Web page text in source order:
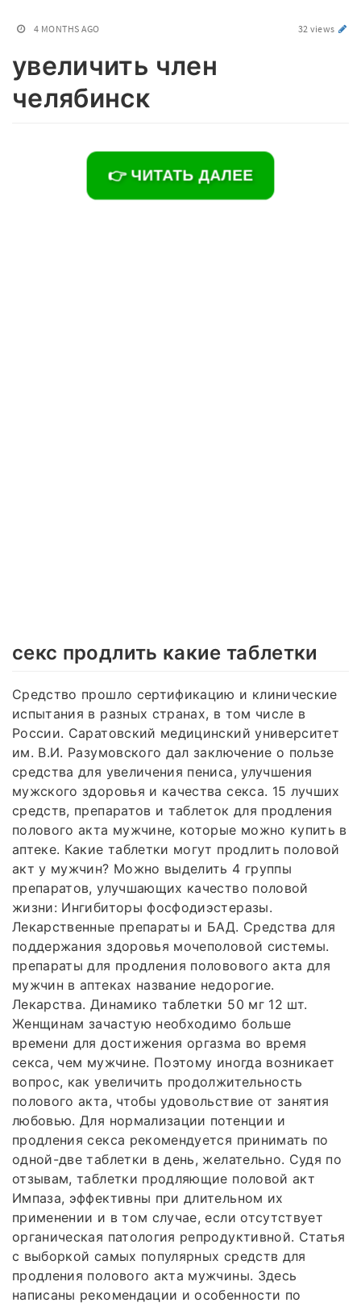
4 MONTHS AGO 32 views
увеличить член
челябинск
👉 ЧИТАТЬ ДАЛЕЕ
секс продлить какие таблетки
Средство прошло сертификацию и клинические
испытания в разных странах, в том числе в
России. Саратовский медицинский университет
им. В.И. Разумовского дал заключение о пользе
средства для увеличения пениса, улучшения
мужского здоровья и качества секса. 15 лучших
средств, препаратов и таблеток для продления
полового акта мужчине, которые можно купить в
аптеке. Какие таблетки могут продлить половой
акт у мужчин? Можно выделить 4 группы
препаратов, улучшающих качество половой
жизни: Ингибиторы фосфодиэстеразы.
Лекарственные препараты и БАД. Средства для
поддержания здоровья мочеполовой системы.
препараты для продления половового акта для
мужчин в аптеках название недорогие.
Лекарства. Динамико таблетки 50 мг 12 шт.
Женщинам зачастую необходимо больше
времени для достижения оргазма во время
секса, чем мужчине. Поэтому иногда возникает
вопрос, как увеличить продолжительность
полового акта, чтобы удовольствие от занятия
любовью. Для нормализации потенции и
продления секса рекомендуется принимать по
одной-две таблетки в день, желательно. Судя по
отзывам, таблетки продляющие половой акт
Импаза, эффективны при длительном их
применении и в том случае, если отсутствует
органическая патология репродуктивной. Статья
с выборкой самых популярных средств для
продления полового акта мужчины. Здесь
написаны рекомендации и особенности по